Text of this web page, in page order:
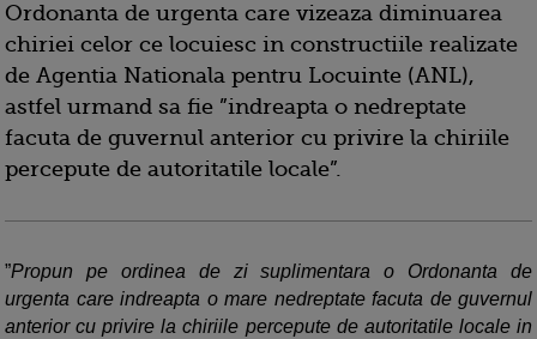
Ordonanta de urgenta care vizeaza diminuarea
chiriei celor ce locuiesc in constructiile realizate
de Agentia Nationala pentru Locuinte (ANL),
astfel urmand sa fie ”indreapta o nedreptate
facuta de guvernul anterior cu privire la chiriile
percepute de autoritatile locale”.
”Propun pe ordinea de zi suplimentara o Ordonanta de
urgenta care indreapta o mare nedreptate facuta de guvernul
anterior cu privire la chiriile percepute de autoritatile locale in